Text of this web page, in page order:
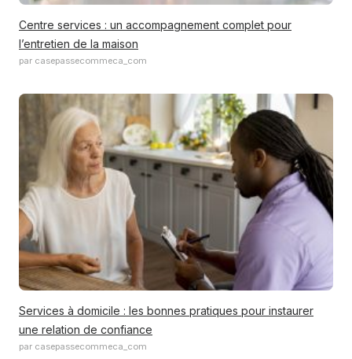
Centre services : un accompagnement complet pour
l’entretien de la maison
par casepassecommeca_com
Services à domicile : les bonnes pratiques pour instaurer
une relation de confiance
par casepassecommeca_com